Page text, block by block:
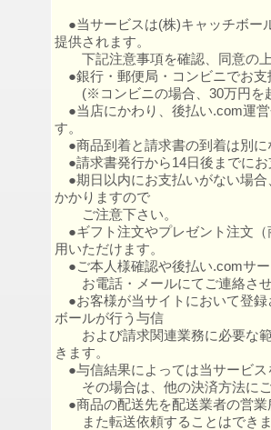
●当サービスは(株)キャッチボー
提供されます。
下記注意事項を確認、同意の上
●銀行・郵便局・コンビニでお支
(※コンビニの場合、30万円を超
●当店にかわり、後払い.com運
す。
●商品到着と請求書の到着は別に
●請求書発行から14日後までにお
●期日以内にお支払いがない場合
かかりますので
ご注意下さい。
●ギフト注文やプレゼント注文（
用いただけます。
●ご本人様確認や後払い.comサー
お電話・メールにてご連絡させ
●お客様が当サイトにおいて登録
ボールが行う与信
および請求関連業務に必要な範
きます。
●与信結果によっては当サービス
その場合は、他の決済方法に
●商品の配送先を配送業者の営業
また転送依頼することはできま